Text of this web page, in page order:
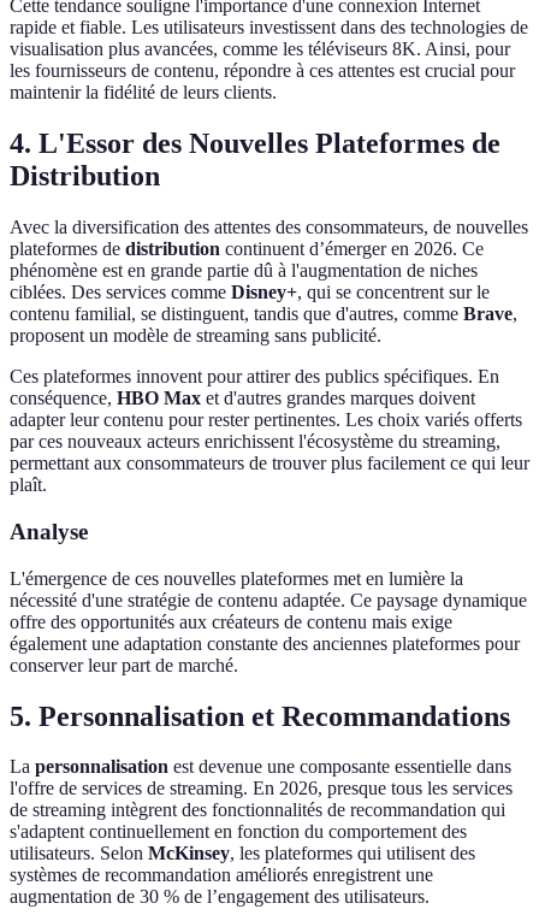
Cette tendance souligne l'importance d'une connexion Internet
rapide et fiable. Les utilisateurs investissent dans des technologies de
visualisation plus avancées, comme les téléviseurs 8K. Ainsi, pour
les fournisseurs de contenu, répondre à ces attentes est crucial pour
maintenir la fidélité de leurs clients.
4. L'Essor des Nouvelles Plateformes de
Distribution
Avec la diversification des attentes des consommateurs, de nouvelles
plateformes de distribution continuent d’émerger en 2026. Ce
phénomène est en grande partie dû à l'augmentation de niches
ciblées. Des services comme Disney+, qui se concentrent sur le
contenu familial, se distinguent, tandis que d'autres, comme Brave,
proposent un modèle de streaming sans publicité.
Ces plateformes innovent pour attirer des publics spécifiques. En
conséquence, HBO Max et d'autres grandes marques doivent
adapter leur contenu pour rester pertinentes. Les choix variés offerts
par ces nouveaux acteurs enrichissent l'écosystème du streaming,
permettant aux consommateurs de trouver plus facilement ce qui leur
plaît.
Analyse
L'émergence de ces nouvelles plateformes met en lumière la
nécessité d'une stratégie de contenu adaptée. Ce paysage dynamique
offre des opportunités aux créateurs de contenu mais exige
également une adaptation constante des anciennes plateformes pour
conserver leur part de marché.
5. Personnalisation et Recommandations
La personnalisation est devenue une composante essentielle dans
l'offre de services de streaming. En 2026, presque tous les services
de streaming intègrent des fonctionnalités de recommandation qui
s'adaptent continuellement en fonction du comportement des
utilisateurs. Selon McKinsey, les plateformes qui utilisent des
systèmes de recommandation améliorés enregistrent une
augmentation de 30 % de l’engagement des utilisateurs.